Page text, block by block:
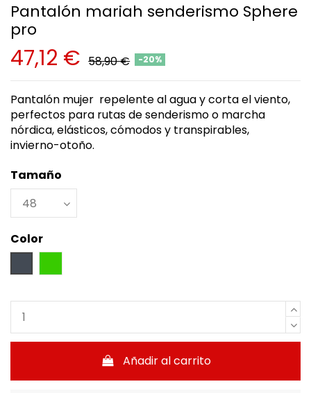
Pantalón mariah senderismo Sphere
pro
47,12 € 58,90 € -20%
Pantalón mujer repelente al agua y corta el viento,
perfectos para rutas de senderismo o marcha
nórdica, elásticos, cómodos y transpirables,
invierno-otoño.
Tamaño
Color
Añadir al carrito